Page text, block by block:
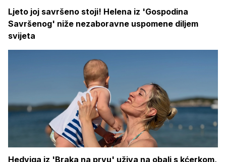
Ljeto joj savršeno stoji! Helena iz 'Gospodina
Savršenog' niže nezaboravne uspomene diljem
svijeta
Hedviga iz 'Braka na prvu' uživa na obali s kćerkom,